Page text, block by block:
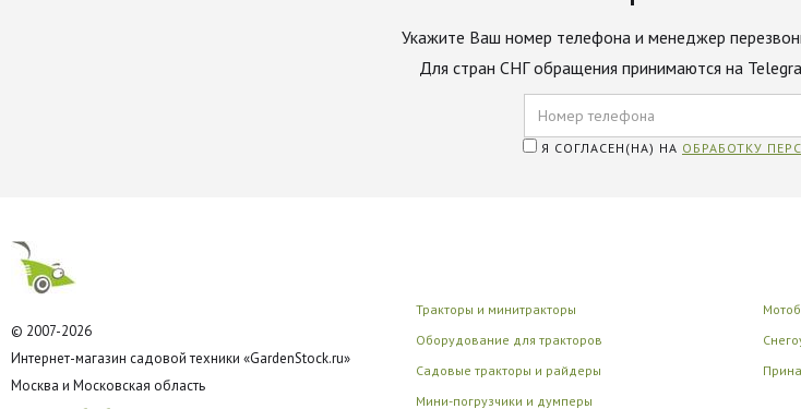
Укажите Ваш номер телефона и менеджер
Для стран СНГ обращения принимаются на
Я СОГЛАСЕН(НА) НА ОБРАБОТКУ
© 2007-2026
Интернет-магазин садовой техники «GardenStock.ru»
Москва и Московская область
Тракторы и минитракторы
Оборудование для тракторов
Садовые тракторы и райдеры
Мини-погрузчики и думперы